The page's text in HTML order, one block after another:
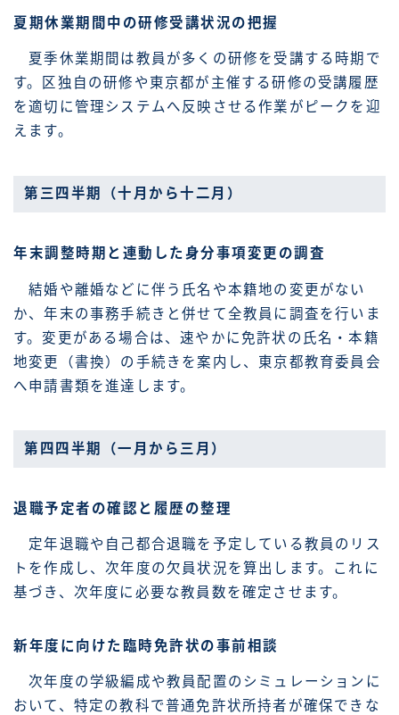
夏期休業期間中の研修受講状況の把握
夏季休業期間は教員が多くの研修を受講する時期で
す。区独自の研修や東京都が主催する研修の受講履歴
を適切に管理システムへ反映させる作業がピークを迎
えます。
第三四半期（十月から十二月）
年末調整時期と連動した身分事項変更の調査
結婚や離婚などに伴う氏名や本籍地の変更がない
か、年末の事務手続きと併せて全教員に調査を行いま
す。変更がある場合は、速やかに免許状の氏名・本籍
地変更（書換）の手続きを案内し、東京都教育委員会
へ申請書類を進達します。
第四四半期（一月から三月）
退職予定者の確認と履歴の整理
定年退職や自己都合退職を予定している教員のリス
トを作成し、次年度の欠員状況を算出します。これに
基づき、次年度に必要な教員数を確定させます。
新年度に向けた臨時免許状の事前相談
次年度の学級編成や教員配置のシミュレーションに
おいて、特定の教科で普通免許状所持者が確保できな